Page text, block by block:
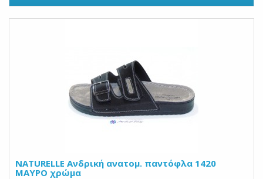
NATURELLE Ανδρική ανατομ. παντόφλα 1420
ΜΑΥΡΟ χρώμα